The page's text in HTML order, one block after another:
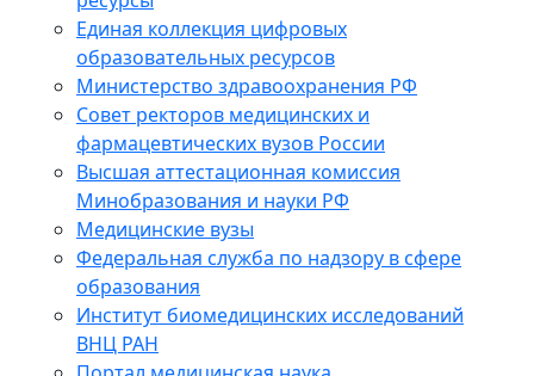
Единая коллекция цифровых
образовательных ресурсов
Министерство здравоохранения РФ
Совет ректоров медицинских и
фармацевтических вузов России
Высшая аттестационная комиссия
Минобразования и науки РФ
Медицинские вузы
Федеральная служба по надзору в сфере
образования
Институт биомедицинских исследований
ВНЦ РАН